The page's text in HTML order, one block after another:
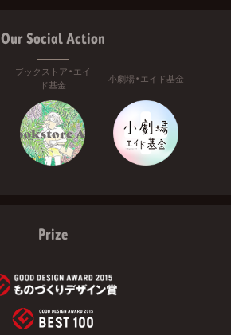
Our Social Action
ブックストア・エイ
ド基金
小劇場・エイド基金
Prize